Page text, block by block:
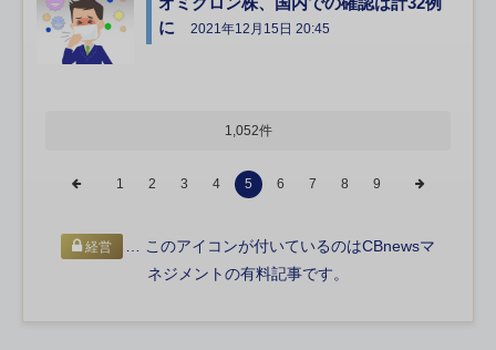
に
2021年12月15日 20:45
1,052件
1 2 3 4 5 6 7 8 9
経営
… このアイコンが付いているのはCBnewsマ
ネジメントの有料記事です。